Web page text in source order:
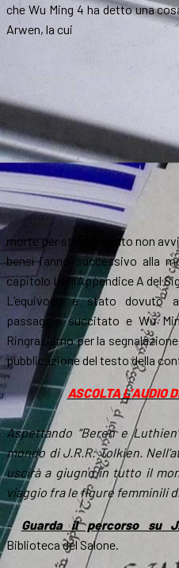
che Wu Ming 4 ha detto una
Arwen, la cui
morte per struggimento non
bensì l’anno successivo alla
capitolo I dell’Appendice A del
L’equivoco è stato dovuto
passaggio succitato e Wu
Ringraziamo per la
pubblicazione del testo della
ASCOLTA L’AUDIO
Aspettando “Beren e
mondo di J.R.R. Tolkien.
uscirà a giugno in tutto il
viaggio fra le figure femminili
– Guarda il percorso su
Biblioteca del Salone.